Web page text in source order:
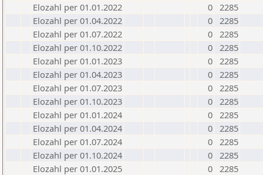
Elozahl per 01.01.2022
0 2285
Elozahl per 01.04.2022
0 2285
Elozahl per 01.07.2022
0 2285
Elozahl per 01.10.2022
0 2285
Elozahl per 01.01.2023
0 2285
Elozahl per 01.04.2023
0 2285
Elozahl per 01.07.2023
0 2285
Elozahl per 01.10.2023
0 2285
Elozahl per 01.01.2024
0 2285
Elozahl per 01.04.2024
0 2285
Elozahl per 01.07.2024
0 2285
Elozahl per 01.10.2024
0 2285
Elozahl per 01.01.2025
0 2285